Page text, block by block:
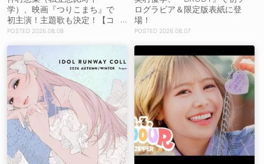
学）、映画『つりこまち』で
初主演！主題歌も決定！【コ
メントあり】
2026.08.08
ログラビア＆限定版表紙に登
場！
2026.08.07